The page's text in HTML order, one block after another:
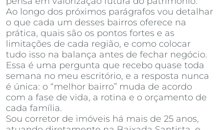
Ao longo dos próximos parágrafos vou detalhar
o que cada um desses bairros oferece na
prática, quais são os pontos fortes e as
limitações de cada região, e como colocar
tudo isso na balança antes de fechar negócio.
Essa é uma pergunta que recebo quase toda
semana no meu escritório, e a resposta nunca
é única: o “melhor bairro” muda de acordo
com a fase de vida, a rotina e o orçamento de
cada família.
Sou corretor de imóveis há mais de 25 anos,